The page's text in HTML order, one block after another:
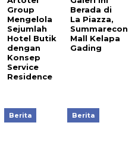
Group
Mengelola
Sejumlah
Hotel Butik
dengan
Konsep
Service
Residence
Berada di
La Piazza,
Summarecon
Mall Kelapa
Gading
Berita Berita